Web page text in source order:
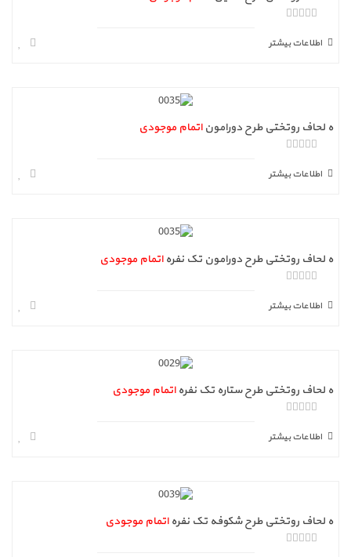
ز
5
اطلاعات بیشتر
ه لحاف روتختی طرح دوراموناتمام موجودی
ز
5
اطلاعات بیشتر
ه لحاف روتختی طرح دورامون تک نفرهاتمام موجودی
ز
5
اطلاعات بیشتر
ه لحاف روتختی طرح ستاره تک نفرهاتمام موجودی
ز
5
اطلاعات بیشتر
ه لحاف روتختی طرح شکوفه تک نفرهاتمام موجودی